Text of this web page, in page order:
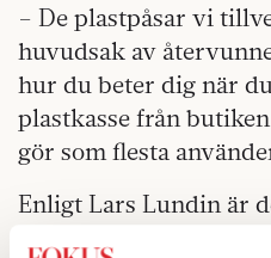
– De plastpåsar vi
huvudsak av
hur du beter dig när
plastkasse från
gör som flesta
Enligt Lars Lundin är